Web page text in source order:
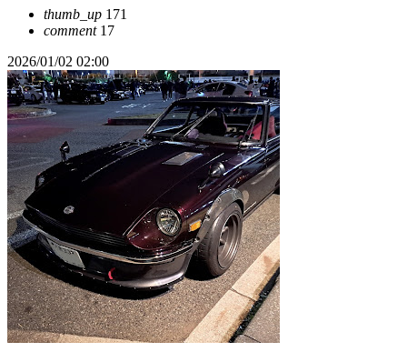
thumb_up 171
comment17
2026/01/02 02:00